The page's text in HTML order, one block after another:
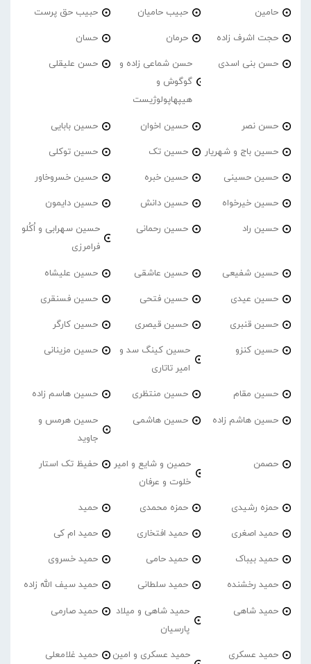
حامین حبیب حامیان حبیب حق پرست
حجت اشرف زاده حرمان حسان
حسن بنی اسدی
حسن شماعی زاده و
گوگوش و
هیپهاپولوژیست
حسن علیقلی
حسن نصر حسین اخوان حسین بابایی
حسین باج و شهریار حسین تک حسین توکلی
حسین حسینی حسین خبره حسین خسروخاور
حسین خیرخواه حسین دانش حسین دایمون
حسین راد حسین رحمانی
حسین سهرابی و اُکُلو
فرامرزی
حسین شفیعی حسین عاشقی حسین علیشاه
حسین عیدی حسین فتحی حسین فسنقری
حسین قنبری حسین قیصری حسین کارگر
حسین کنزو
حسین کینگ سد و
امیر تاتاری
حسین مزینانی
حسین مقام حسین منتظری حسین هاسم زاده
حسین هاشم زاده حسین هاشمی
حسین هرمس و
جاوید
حصمن
حصین و شایع و امیر
خلوت و عرفان
حفیظ تک استار
حمزه رشیدی حمزه محمدی حمید
حمید اصغری حمید افتخاری حمید ام کی
حمید بیباک حمید حامی حمید خسروی
حمید رخشنده حمید سلطانی حمید سیف الله زاده
حمید شاهی
حمید شاهی و میلاد
پارسیان
حمید صارمی
حمید عسکری
حمید عسکری و امین
حمید غلامعلی